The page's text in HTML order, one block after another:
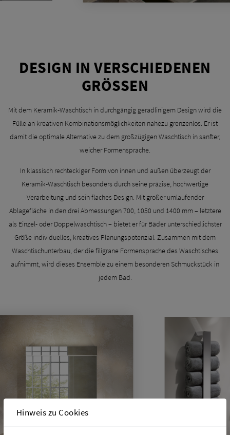
DESIGN IN VERSCHIEDENEN
GRÖSSEN
Mit dem Keramik-Waschtisch in durchgängig geradlinigem Design wird die
Fülle an kreativen Kombinationsmöglichkeiten nahezu grenzenlos. Er ist
damit die optimale Alternative zu dem großzügigen Waschtisch in sanfter,
weicher Formensprache.
In klassisch rechteckiger Form von innen und außen überzeugt der
Keramik-Waschtisch besonders durch seine präzise, hochwertige
Verarbeitung und sein flaches Design. Mit großer umlaufender
Ablagefläche in den drei Abmessungen 700, 1050 und 1400 mm – letztere
als Einzel- oder Doppelwaschtisch – bietet er für Bäder unterschiedlichster
Größe individuelles, kreatives Planungspotenzial. Zusammen mit dem
Waschtischunterbau, der die filigrane Formensprache des Waschtisches
aufnimmt, wird dieses Ensemble zu einem besonderen Schmuckstück in
jedem Bad.
Hinweis zu Cookies